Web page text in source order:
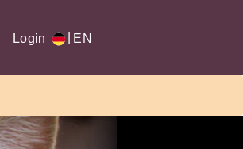
Login EN